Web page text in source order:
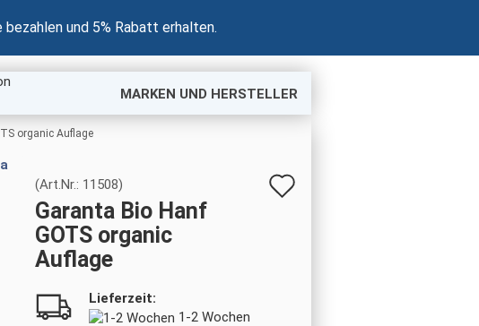
Suche... und 5% Rabatt erhalten.
MARKEN UND HERSTELLER
organic Auflage
(Art.Nr.: 11508)
Garanta Bio Hanf
GOTS organic
Auflage
Lieferzeit:
1-2 Wochen